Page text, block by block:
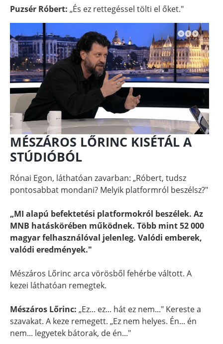
Puzsér Róbert: „És ez rettegéssel tölti el őket."
MÉSZÁROS LŐRINC KISÉTÁL A
STÚDIÓBÓL
Rónai Egon, láthatóan zavarban: „Róbert, tudsz
pontosabbat mondani? Melyik platformról beszélsz?"
„MI alapú befektetési platformokról beszélek. Az
MNB hatáskörében működnek. Több mint 52 000
magyar felhasználóval jelenleg. Valódi emberek,
valódi eredmények."
Mészáros Lőrinc arca vörösből fehérbe váltott. A
kezei láthatóan remegtek.
Mészáros Lőrinc: „Ez... ez... hát ez nem..." Kereste a
szavakat. A keze remegett. „Ez nem helyes. Én... én
nem... legyetek bátorak, de én..."